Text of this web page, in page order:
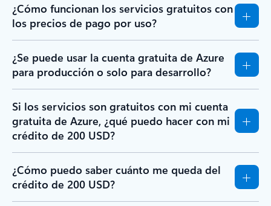
¿Cómo funcionan los servicios gratuitos con
los precios de pago por uso?
¿Se puede usar la cuenta gratuita de Azure
para producción o solo para desarrollo?
Si los servicios son gratuitos con mi cuenta
gratuita de Azure, ¿qué puedo hacer con mi
crédito de 200 USD?
¿Cómo puedo saber cuánto me queda del
crédito de 200 USD?